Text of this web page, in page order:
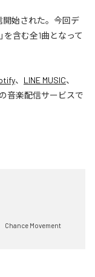
開始された。今回デ
を含む全1曲となって
、 LINE MUSIC、
音楽配信サービスで
Chance Movement